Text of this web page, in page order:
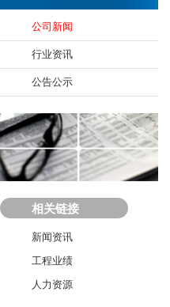
公司新闻
行业资讯
公告公示
相关链接
新闻资讯
工程业绩
人力资源